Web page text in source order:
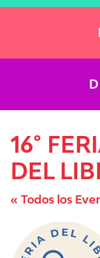
16°
DEL
« Todos los